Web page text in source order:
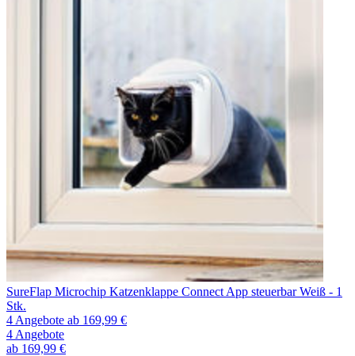
SureFlap Microchip Katzenklappe Connect App steuerbar Weiß - 1
Stk.
4 Angebote ab 169,99 €
4 Angebote
ab 169,99 €